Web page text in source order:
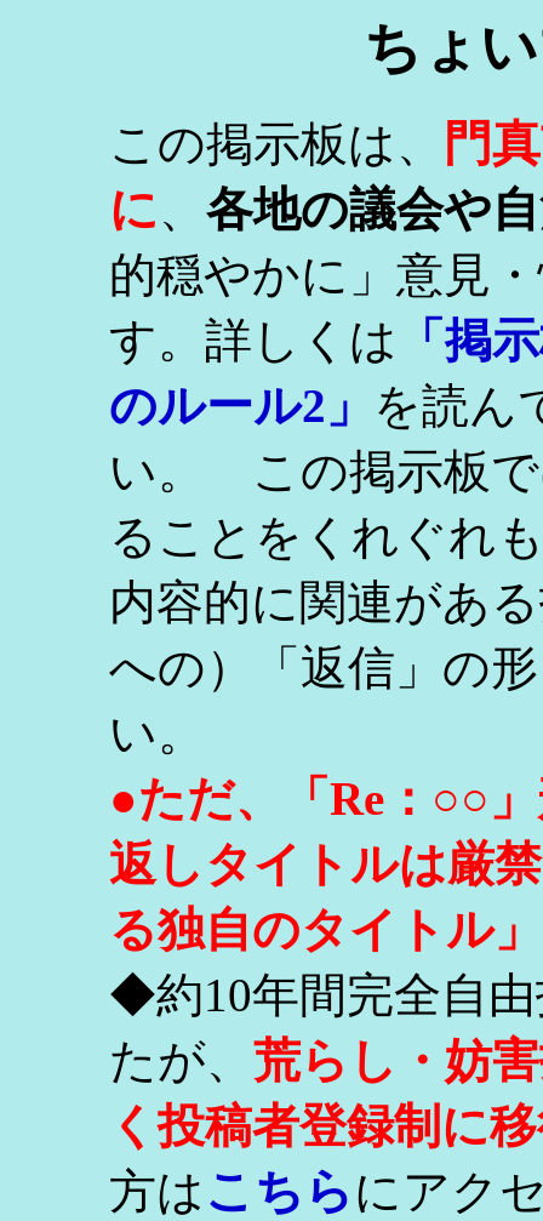
ちょ
この掲示板は、
門
に、 各地の議会や
的穏やかに」意見
す。詳しくは
「掲
のルール2」 を読ん
い。 この掲示板で
ることをくれぐれ
内容的に関連があ
への）「返信」の
い。
●ただ、「Re：○○
返しタイトルは厳
る独自のタイトル
◆約10年間完全自
たが、 荒らし・妨
く投稿者登録制に
方はこちらにアク